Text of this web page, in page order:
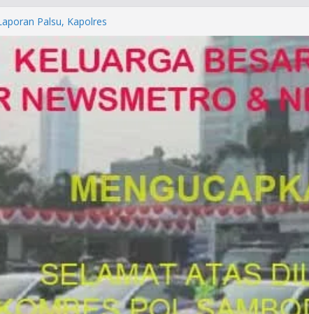
ke Mabes Polri
Palsu, Kapolres
PUNGLI SIM
Alam di Jawa Barat yang
KUHAP Baru 2026, Tegaskan
Dipidana
DENPASAR DAN
POLDA BALI DIDUGA